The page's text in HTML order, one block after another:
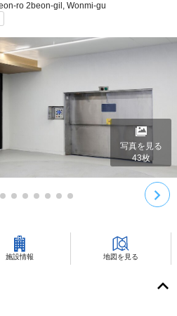
ro 2beon-gil, Wonmi-gu
写真を見る
43枚
施設情報 地図を見る